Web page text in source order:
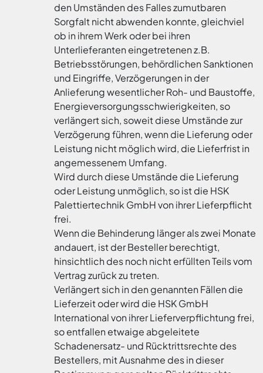
den Umständen des Falles zumutbaren
Sorgfalt nicht abwenden konnte, gleichviel
ob in ihrem Werk oder bei ihren
Unterlieferanten eingetretenen z.B.
Betriebsstörungen, behördlichen Sanktionen
und Eingriffe, Verzögerungen in der
Anlieferung wesentlicher Roh- und Baustoffe,
Energieversorgungsschwierigkeiten, so
verlängert sich, soweit diese Umstände zur
Verzögerung führen, wenn die Lieferung oder
Leistung nicht möglich wird, die Lieferfrist in
angemessenem Umfang.
Wird durch diese Umstände die Lieferung
oder Leistung unmöglich, so ist die HSK
Palettiertechnik GmbH von ihrer Lieferpflicht
frei.
Wenn die Behinderung länger als zwei Monate
andauert, ist der Besteller berechtigt,
hinsichtlich des noch nicht erfüllten Teils vom
Vertrag zurück zu treten.
Verlängert sich in den genannten Fällen die
Lieferzeit oder wird die HSK GmbH
International von ihrer Lieferverpflichtung frei,
so entfallen etwaige abgeleitete
Schadenersatz- und Rücktrittsrechte des
Bestellers, mit Ausnahme des in dieser